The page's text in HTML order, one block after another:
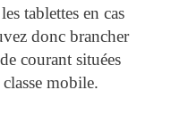
tablettes en cas
donc brancher
courant situées
mobile.